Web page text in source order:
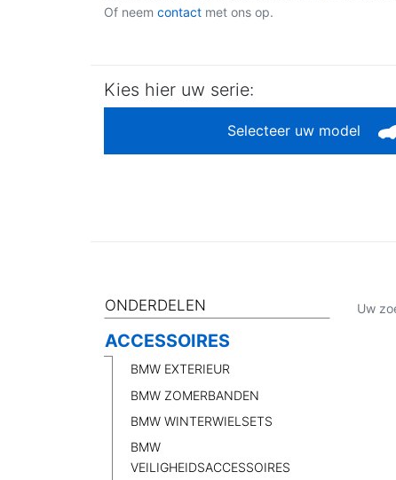
Of neem contact met ons op.
Kies hier uw serie:
Selecteer uw model
ONDERDELEN
ACCESSOIRES
BMW EXTERIEUR
BMW ZOMERBANDEN
BMW WINTERWIELSETS
BMW
VEILIGHEIDSACCESSOIRES
Uw